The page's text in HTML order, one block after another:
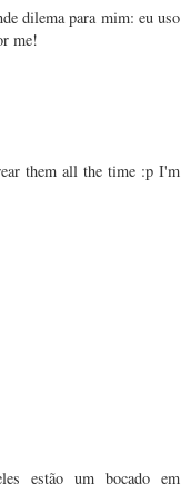
dilema para mim: eu uso
me!
them all the time :p I'm
estão um bocado em